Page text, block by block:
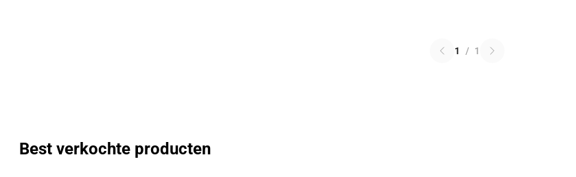
1 / 1
Best verkochte producten